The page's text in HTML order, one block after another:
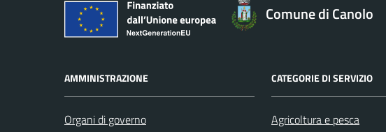
Comune di Canolo
AMMINISTRAZIONE
Organi di governo
CATEGORIE DI SERVIZIO
Agricoltura e pesca